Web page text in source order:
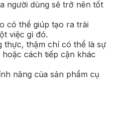
người dùng sẽ trở nên tốt
có thể giúp tạo ra trải
việc gì đó.
thực, thậm chí có thể là sự
cách tiếp cận khác
năng của sản phẩm cụ